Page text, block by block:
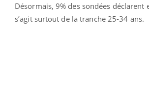
Désormais, 9% des sondées déclarent
s’agit surtout de la tranche 25-34 ans.